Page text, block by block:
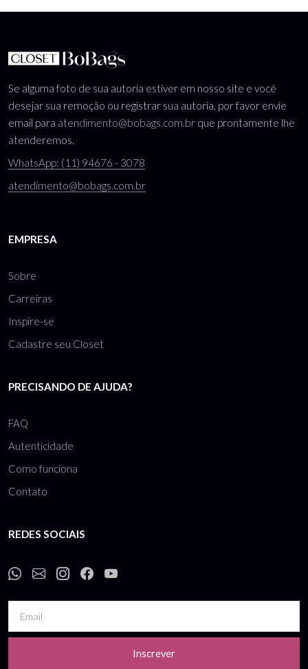
Se alguma foto de sua autoria estiver em nosso site e você
desejar sua remoção ou registrar sua autoria, por favor envie
email para atendimento@bobags.com.br que prontamente lhe
atenderemos.
WhatsApp: (11) 94676 - 3078
atendimento@bobags.com.br
EMPRESA
Sobre
Carreiras
Inspire-se
Cadastre seu Closet
PRECISANDO DE AJUDA?
FAQ
Autenticidade
Como funciona
Contato
REDES SOCIAIS
Inscrever